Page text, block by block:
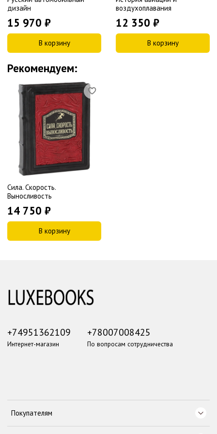
дизайн
15 970 ₽
В корзину
воздухоплавания
12 350 ₽
В корзину
Рекомендуем:
Сила. Скорость.
Выносливость
14 750 ₽
В корзину
Покупателям
+74951362109
Интернет-магазин
+78007008425
По вопросам сотрудничества